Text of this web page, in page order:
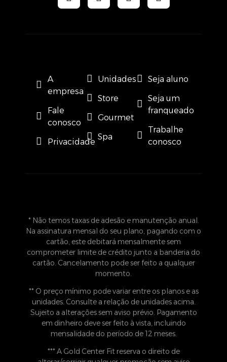
A
empresa
Fale
conosco
Privacidade
Unidades
Store
Gourmet
Spa
Seja aluno
Seja um
franqueado
Trabalhe
conosco
* Não temos taxas de adesão e manutenção anual.
Na assinatura mensal do seu plano, pagando com o
cartão, este debitará mensalmente sem
comprometer limite de crédito junto a banderia do
cartão. Cancelamento pode ser feito a qualquer
momento.
** O preço mínimo pode variar entre os planos e as
unidades. Consulte a relação de unidades acima.
Sujeito a alterações sem aviso prévio. Pagamento
em dinheiro deve ser feito à vista, incluindo
mensalidade do período de 12 meses.
*** A Gold Center Fit reserva o direito de